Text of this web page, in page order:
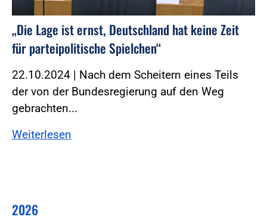
„Die Lage ist ernst, Deutschland hat keine Zeit
für parteipolitische Spielchen“
22.10.2024 | Nach dem Scheitern eines Teils
der von der Bundesregierung auf den Weg
gebrachten...
Weiterlesen
2026